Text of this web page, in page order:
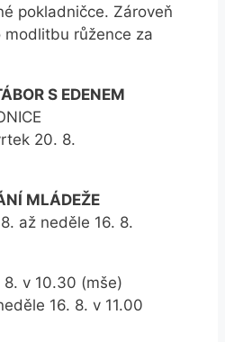
pokladničce. Zároveň
růžence za
S EDENEM
20. 8.
MLÁDEŽE
až neděle 16. 8.
8. v 10.30 (mše)
16. 8. v 11.00